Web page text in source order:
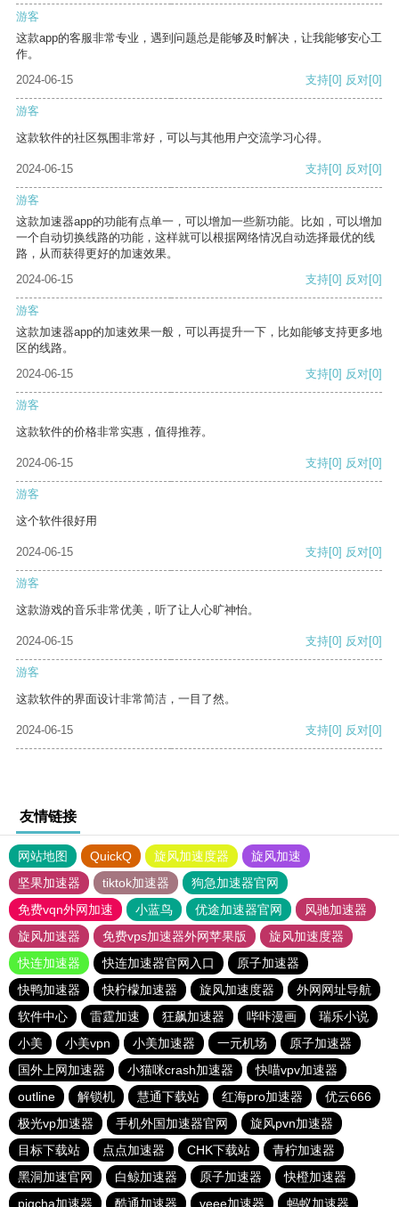
游客
这款app的客服非常专业，遇到问题总是能够及时解决，让我能够安心工
作。
2024-06-15
支持[0] 反对[0]
游客
这款软件的社区氛围非常好，可以与其他用户交流学习心得。
2024-06-15 支持[0] 反对[0]
游客
这款加速器app的功能有点单一，可以增加一些新功能。比如，可以增加
一个自动切换线路的功能，这样就可以根据网络情况自动选择最优的线
路，从而获得更好的加速效果。
2024-06-15
支持[0] 反对[0]
游客
这款加速器app的加速效果一般，可以再提升一下，比如能够支持更多地
区的线路。
2024-06-15
支持[0] 反对[0]
游客
这款软件的价格非常实惠，值得推荐。
2024-06-15 支持[0] 反对[0]
游客
这个软件很好用
2024-06-15 支持[0] 反对[0]
游客
这款游戏的音乐非常优美，听了让人心旷神怡。
2024-06-15 支持[0] 反对[0]
游客
这款软件的界面设计非常简洁，一目了然。
2024-06-15 支持[0] 反对[0]
友情链接
网站地图 QuickQ 旋风加速度器
旋风加速
坚果加速器
tiktok加速器
狗急加速器官网
免费vqn外网加速
小蓝鸟 优途加速器官网
风驰加速器
旋风加速器
免费vps加速器外网苹果版
旋风加速度器
快连加速器
快连加速器官网入口
原子加速器
快鸭加速器
快柠檬加速器 旋风加速度器
外网网址导航
软件中心
雷霆加速 狂飙加速器 哔咔漫画
瑞乐小说
小美
小美vpn 小美加速器 一元机场
原子加速器
国外上网加速器
小猫咪crash加速器
快喵vpv加速器
outline
解锁机 慧通下载站 红海pro加速器
优云666
极光vp加速器
手机外国加速器官网
旋风pvn加速器
目标下载站
点点加速器 CHK下载站
青柠加速器
黑洞加速官网
白鲸加速器 原子加速器
快橙加速器
pigcha加速器
酷通加速器 veee加速器 蚂蚁加速器